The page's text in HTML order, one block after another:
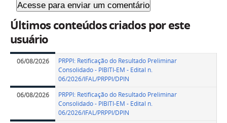
Últimos conteúdos criados por este
usuário
06/08/2026
PRPPI: Retificação do Resultado Preliminar
Consolidado - PIBITI-EM - Edital n.
06/2026/IFAL/PRPPI/DPIN
06/08/2026
PRPPI: Retificação do Resultado Preliminar
Consolidado - PIBITI-EM - Edital n.
06/2026/IFAL/PRPPI/DPIN